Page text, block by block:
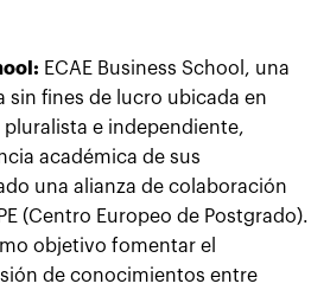
ECAE Business School, una
sin fines de lucro ubicada en
e independiente,
académica de sus
una alianza de colaboración
(Centro Europeo de Postgrado).
objetivo fomentar el
de conocimientos entre